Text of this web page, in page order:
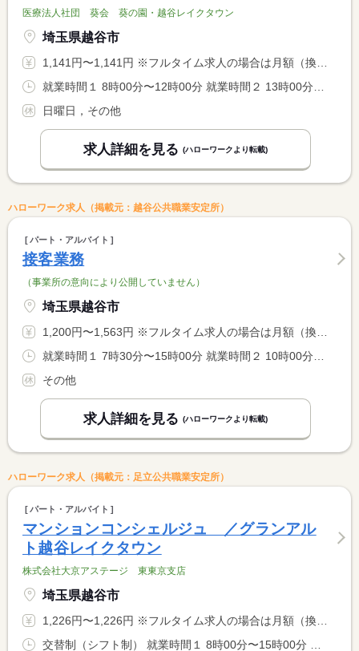
医療法人社団 葵会 葵の園・越谷レイクタウン
埼玉県越谷市
1,141円〜1,141円 ※フルタイム求人の場合は月額（換算額）、パート求人の場合は時間額を表示しています。
日曜日，その他
求人詳細を見る (ハローワークより転載)
ハローワーク求人（掲載元：越谷公共職業安定所）
パート・アルバイト
接客業務
（事業所の意向により公開していません）
埼玉県越谷市
1,200円〜1,563円 ※フルタイム求人の場合は月額（換算額）、パート求人の場合は時間額を表示しています。
その他
求人詳細を見る (ハローワークより転載)
ハローワーク求人（掲載元：足立公共職業安定所）
パート・アルバイト
マンションコンシェルジュ ／グランアル
ト越谷レイクタウン
株式会社大京アステージ 東東京支店
埼玉県越谷市
1,226円〜1,226円 ※フルタイム求人の場合は月額（換算額）、パート求人の場合は時間額を表示しています。